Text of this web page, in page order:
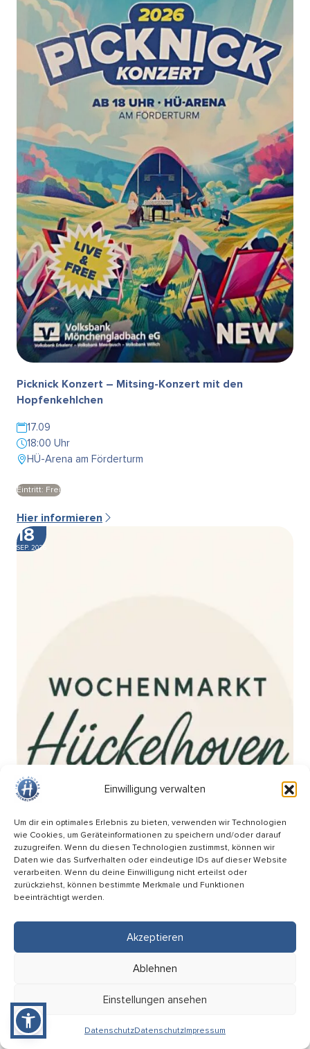
Einwilligung verwalten
Um dir ein optimales Erlebnis zu bieten, verwenden wir Technologien
wie Cookies, um Geräteinformationen zu speichern und/oder darauf
zuzugreifen. Wenn du diesen Technologien zustimmst, können wir
Daten wie das Surfverhalten oder eindeutige IDs auf dieser Website
verarbeiten. Wenn du deine Einwilligung nicht erteilst oder
zurückziehst, können bestimmte Merkmale und Funktionen
beeinträchtigt werden.
Akzeptieren
Ablehnen
Einstellungen ansehen
DatenschutzDatenschutzImpressum
Picknick Konzert – Mitsing-Konzert mit den
Hopfenkehlchen
17.09
18:00 Uhr
HÜ-Arena am Förderturm
Eintritt: Frei
Hier informieren
18
SEP. 2026
Wochenmarkt am Breteuilplatz
08:00 Uhr
Hückelhoven (Breteuilplatz)